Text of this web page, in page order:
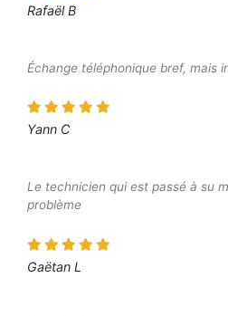
Rafaël B
Échange téléphonique bref, mais
Yann C
Le technicien qui est passé à su
problème
Gaëtan L